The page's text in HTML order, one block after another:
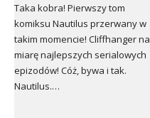
Taka kobra! Pierwszy tom
komiksu Nautilus przerwany w
takim momencie! Cliffhanger na
miarę najlepszych serialowych
epizodów! Cóż, bywa i tak.
Nautilus.…